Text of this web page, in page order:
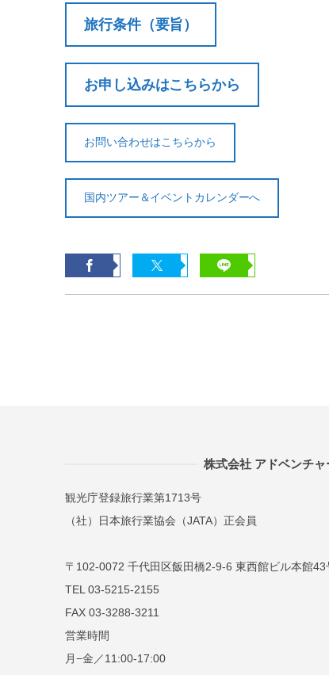
旅行条件（要旨）
お申し込みはこちらから
お問い合わせはこちらから
国内ツアー＆イベントカレンダーへ
株式会社 アドベンチャ
観光庁登録旅行業第1713号
（社）日本旅行業協会（JATA）正会員
〒102-0072 千代田区飯田橋2-9-6 東西館ビル本館43
TEL 03-5215-2155
FAX 03-3288-3211
営業時間
月−金／11:00-17:00